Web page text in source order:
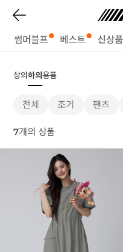
썸머블프 베스트 신상품
상의하의용품
전체 조거 팬츠
7개의 상품